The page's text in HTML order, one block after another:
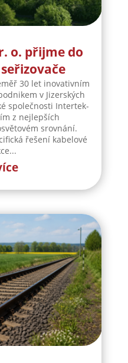
o. přijme do
30 let inovativním
v Jizerských
společnosti Intertek-
z nejlepších
srovnání.
řešení kabelové